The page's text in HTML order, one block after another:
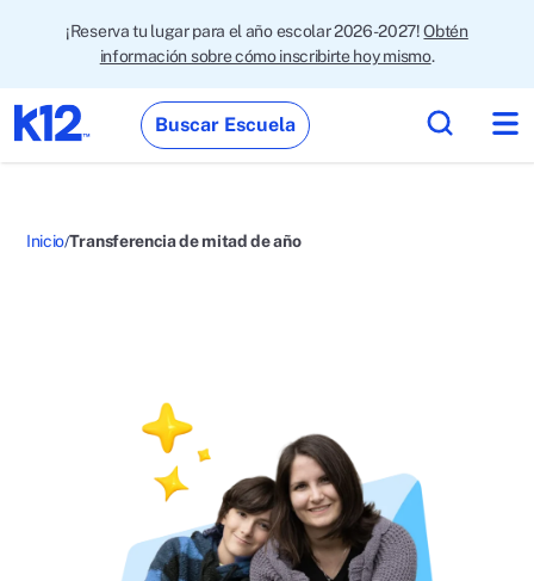
¡Reserva tu lugar para el año escolar 2026-2027!Obtén
información sobre cómo inscribirte hoy mismo.
Buscar Escuela
Inicio Transferencia de mitad de año